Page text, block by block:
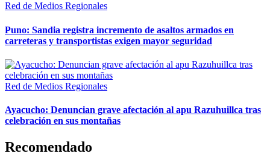
Red de Medios Regionales
Puno: Sandia registra incremento de asaltos armados en
carreteras y transportistas exigen mayor seguridad
Red de Medios Regionales
Ayacucho: Denuncian grave afectación al apu Razuhuillca tras
celebración en sus montañas
Recomendado